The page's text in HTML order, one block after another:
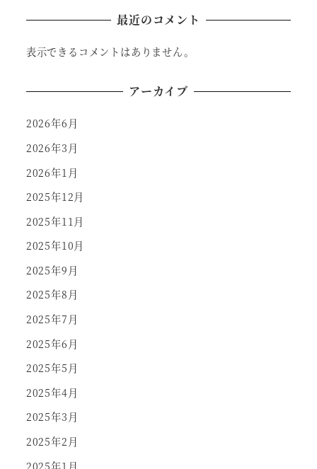
最近のコメント
表示できるコメントはありません。
アーカイブ
2026年6月
2026年3月
2026年1月
2025年12月
2025年11月
2025年10月
2025年9月
2025年8月
2025年7月
2025年6月
2025年5月
2025年4月
2025年3月
2025年2月
2025年1月